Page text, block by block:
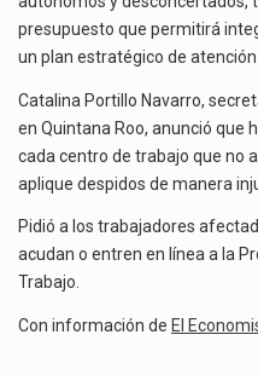
presupuesto que permitirá
un plan estratégico de
Catalina Portillo Navarro,
en Quintana Roo, anunció que
cada centro de trabajo que no
aplique despidos de manera
Pidió a los trabajadores
acudan o entren en línea a la
Trabajo.
Con información de El